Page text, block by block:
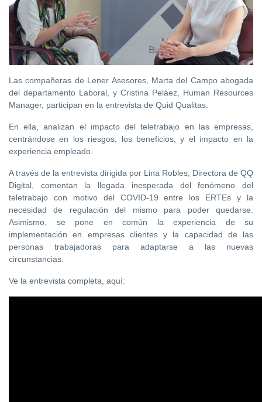
Las compañeras de Lener Asesores, Marta del Campo abogada
del departamento Laboral, y Cristina Peláez, Human Resources
Manager, participan en la entrevista de Quid Qualitas.
En ella, analizan el impacto del teletrabajo en las empresas,
centrándose en los riesgos, los beneficios, y el impacto en la
experiencia empleado.
A través de la entrevista dirigida por Lina Robles, Directora de QQ
Digital, comentan la llegada inesperada del fenómeno del
teletrabajo con motivo del COVID-19 entre los ERTEs y la
necesidad de regulación del mismo para poder quedarse.
Asimismo, se pone en común la experiencia de su
implementación en empresas clientes y la capacidad de las
personas trabajadoras para adaptarse a las nuevas
circunstancias.
Ve la entrevista completa, aquí: